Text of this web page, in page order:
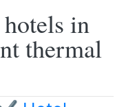
in
thermal